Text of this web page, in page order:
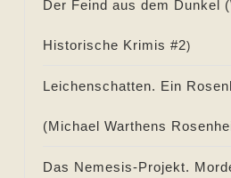
Der Feind aus dem Dunkel (
Historische Krimis #2)
Leichenschatten. Ein
(Michael Warthens
Das Nemesis-Projekt.